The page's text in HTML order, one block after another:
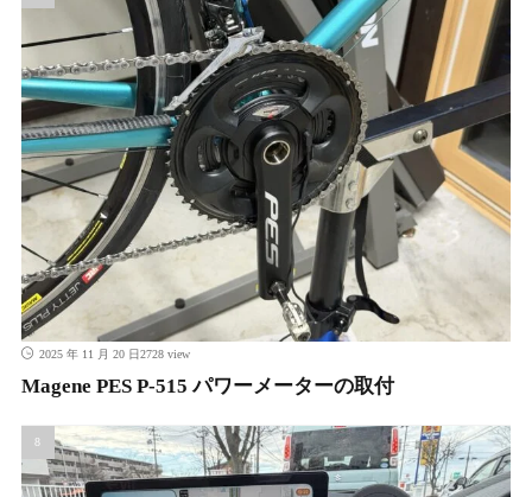
2025 年 11 月 20 日2728 view
Magene PES P-515 パワーメーターの取付